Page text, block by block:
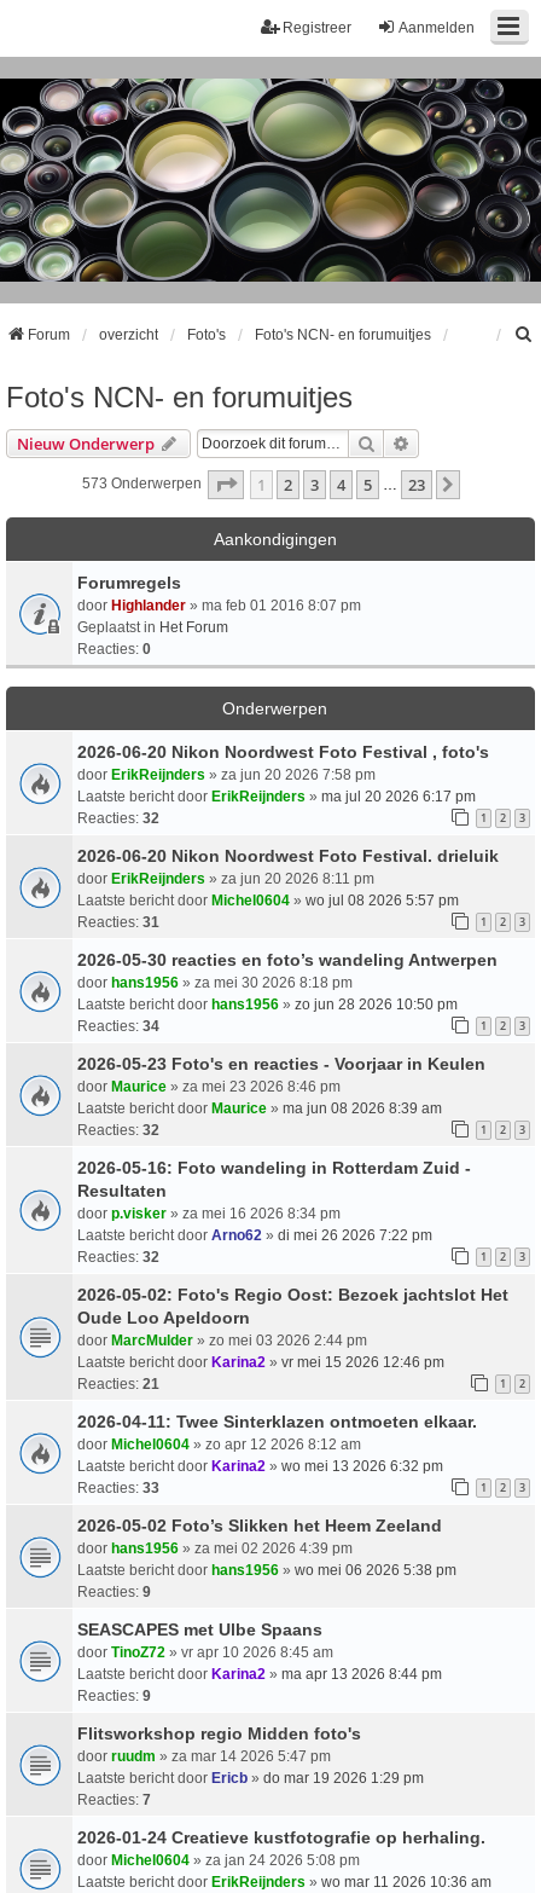
Aanmelden
Registreer
Forum overzicht Foto's Foto's NCN- en forumuitjes
Foto's NCN- en forumuitjes
Nieuw Onderwerp Zoek
573 Onderwerpen Pagina Van23
1 2 3 4 5 23
Aankondigingen
Forumregels
door Highlander » ma feb 01 2016 8:07 pm
Geplaatst in Het Forum
Reacties: 0
Onderwerpen
2026-06-20 Nikon Noordwest Foto Festival , foto's
door ErikReijnders » za jun 20 2026 7:58 pm
Laatste bericht door ErikReijnders » ma jul 20 2026 6:17 pm
Reacties: 32 1 2 3
2026-06-20 Nikon Noordwest Foto Festival. drieluik
door ErikReijnders » za jun 20 2026 8:11 pm
Laatste bericht door Michel0604 » wo jul 08 2026 5:57 pm
Reacties: 31 1 2 3
2026-05-30 reacties en foto’s wandeling Antwerpen
door hans1956 » za mei 30 2026 8:18 pm
Laatste bericht door hans1956 » zo jun 28 2026 10:50 pm
Reacties: 34 1 2 3
2026-05-23 Foto's en reacties - Voorjaar in Keulen
door Maurice » za mei 23 2026 8:46 pm
Laatste bericht door Maurice » ma jun 08 2026 8:39 am
Reacties: 32 1 2 3
2026-05-16: Foto wandeling in Rotterdam Zuid -
Resultaten
door p.visker » za mei 16 2026 8:34 pm
Laatste bericht door Arno62 » di mei 26 2026 7:22 pm
Reacties: 32 1 2 3
2026-05-02: Foto's Regio Oost: Bezoek jachtslot Het
Oude Loo Apeldoorn
door MarcMulder » zo mei 03 2026 2:44 pm
Laatste bericht door Karina2 » vr mei 15 2026 12:46 pm
Reacties: 21 1 2
2026-04-11: Twee Sinterklazen ontmoeten elkaar.
door Michel0604 » zo apr 12 2026 8:12 am
Laatste bericht door Karina2 » wo mei 13 2026 6:32 pm
Reacties: 33 1 2 3
2026-05-02 Foto’s Slikken het Heem Zeeland
door hans1956 » za mei 02 2026 4:39 pm
Laatste bericht door hans1956 » wo mei 06 2026 5:38 pm
Reacties: 9
SEASCAPES met Ulbe Spaans
door TinoZ72 » vr apr 10 2026 8:45 am
Laatste bericht door Karina2 » ma apr 13 2026 8:44 pm
Reacties: 9
Flitsworkshop regio Midden foto's
door ruudm » za mar 14 2026 5:47 pm
Laatste bericht door Ericb » do mar 19 2026 1:29 pm
Reacties: 7
2026-01-24 Creatieve kustfotografie op herhaling.
door Michel0604 » za jan 24 2026 5:08 pm
Laatste bericht door ErikReijnders » wo mar 11 2026 10:36 am